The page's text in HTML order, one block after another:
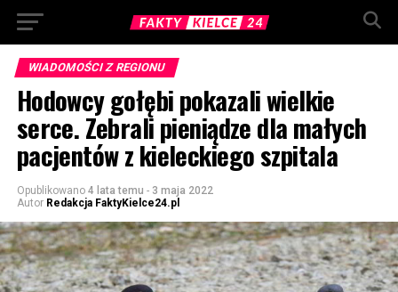
WIADOMOŚCI Z REGIONU
Hodowcy gołębi pokazali wielkie
serce. Zebrali pieniądze dla małych
pacjentów z kieleckiego szpitala
Opublikowano 4 lata temu - 3 maja 2022
Autor Redakcja FaktyKielce24.pl